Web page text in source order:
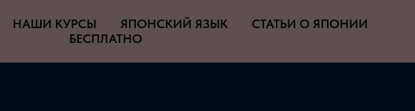
НАШИ КУРСЫ ЯПОНСКИЙ ЯЗЫК
СТАТЬИ О ЯПОНИИ
БЕСПЛАТНО